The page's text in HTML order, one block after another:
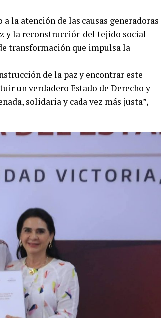
la atención de las causas generadoras
y la reconstrucción del tejido social
transformación que impulsa la
de la paz y encontrar este
un verdadero Estado de Derecho y
solidaria y cada vez más justa”,